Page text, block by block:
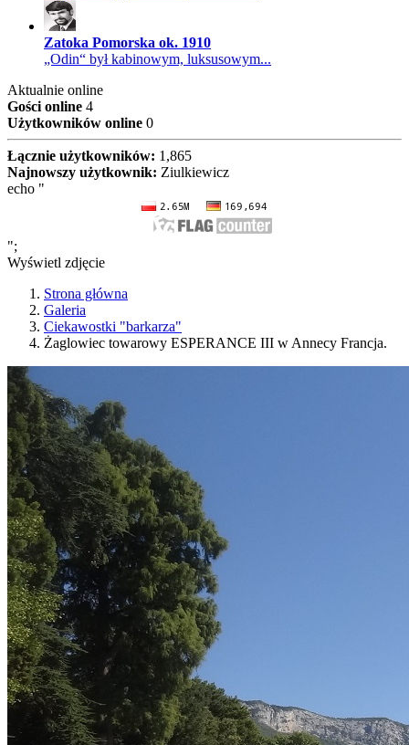
Zatoka Pomorska ok. 1910
„Odin“ był kabinowym, luksusowym...
Aktualnie online
Gości online 4
Użytkowników online 0
Łącznie użytkowników: 1,865
Najnowszy użytkownik: Ziulkiewicz
echo "
";
Wyświetl zdjęcie
Strona główna
Galeria
Ciekawostki "barkarza"
Żaglowiec towarowy ESPERANCE III w Annecy Francja.